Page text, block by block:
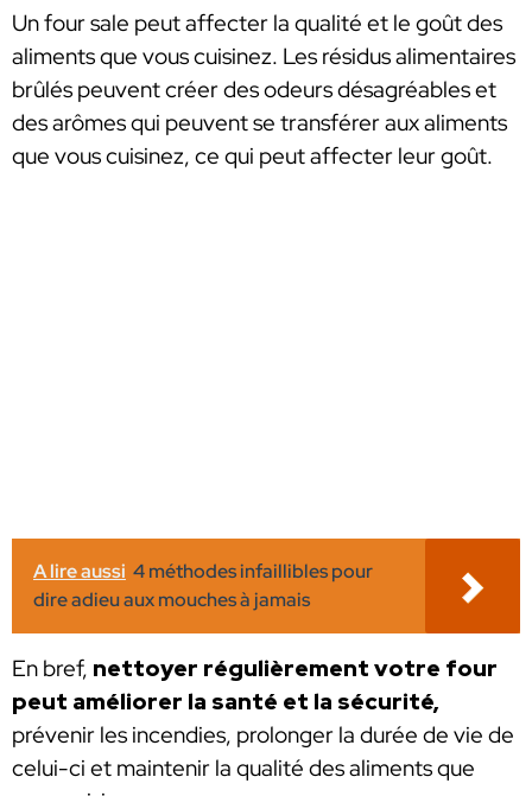
Un four sale peut affecter la qualité et le goût des
aliments que vous cuisinez. Les résidus alimentaires
brûlés peuvent créer des odeurs désagréables et
des arômes qui peuvent se transférer aux aliments
que vous cuisinez, ce qui peut affecter leur goût.
A lire aussi 4 méthodes infaillibles pour
dire adieu aux mouches à jamais
En bref, nettoyer régulièrement votre four
peut améliorer la santé et la sécurité,
prévenir les incendies, prolonger la durée de vie de
celui-ci et maintenir la qualité des aliments que